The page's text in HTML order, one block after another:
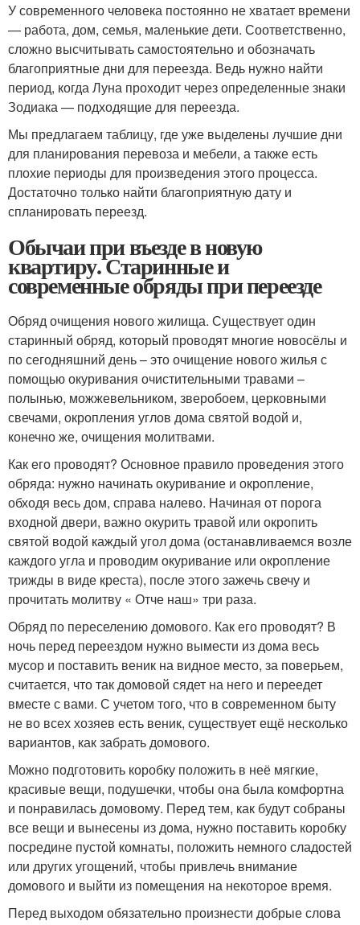
У современного человека постоянно не хватает времени
— работа, дом, семья, маленькие дети. Соответственно,
сложно высчитывать самостоятельно и обозначать
благоприятные дни для переезда. Ведь нужно найти
период, когда Луна проходит через определенные знаки
Зодиака — подходящие для переезда.
Мы предлагаем таблицу, где уже выделены лучшие дни
для планирования перевоза и мебели, а также есть
плохие периоды для произведения этого процесса.
Достаточно только найти благоприятную дату и
спланировать переезд.
Обычаи при въезде в новую
квартиру. Старинные и
современные обряды при переезде
Обряд очищения нового жилища. Существует один
старинный обряд, который проводят многие новосёлы и
по сегодняшний день – это очищение нового жилья с
помощью окуривания очистительными травами –
полынью, можжевельником, зверобоем, церковными
свечами, окропления углов дома святой водой и,
конечно же, очищения молитвами.
Как его проводят? Основное правило проведения этого
обряда: нужно начинать окуривание и окропление,
обходя весь дом, справа налево. Начиная от порога
входной двери, важно окурить травой или окропить
святой водой каждый угол дома (останавливаемся возле
каждого угла и проводим окуривание или окропление
трижды в виде креста), после этого зажечь свечу и
прочитать молитву « Отче наш» три раза.
Обряд по переселению домового. Как его проводят? В
ночь перед переездом нужно вымести из дома весь
мусор и поставить веник на видное место, за поверьем,
считается, что так домовой сядет на него и переедет
вместе с вами. С учетом того, что в современном быту
не во всех хозяев есть веник, существует ещё несколько
вариантов, как забрать домового.
Можно подготовить коробку положить в неё мягкие,
красивые вещи, подушечки, чтобы она была комфортна
и понравилась домовому. Перед тем, как будут собраны
все вещи и вынесены из дома, нужно поставить коробку
посредине пустой комнаты, положить немного сладостей
или других угощений, чтобы привлечь внимание
домового и выйти из помещения на некоторое время.
Перед выходом обязательно произнести добрые слова